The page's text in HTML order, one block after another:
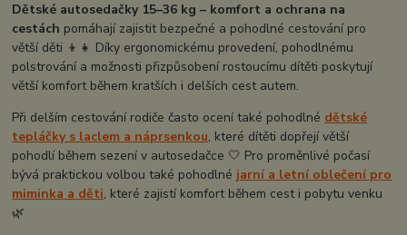
Dětské autosedačky 15–36 kg – komfort a ochrana na
cestách pomáhají zajistit bezpečné a pohodlné cestování pro
větší děti 👦👧 Díky ergonomickému provedení, pohodlnému
polstrování a možnosti přizpůsobení rostoucímu dítěti poskytují
větší komfort během kratších i delších cest autem.
Při delším cestování rodiče často ocení také pohodlné dětské
tepláčky s laclem a náprsenkou, které dítěti dopřejí větší
pohodlí během sezení v autosedačce 🤍 Pro proměnlivé počasí
bývá praktickou volbou také pohodlné jarní a letní oblečení pro
miminka a děti, které zajistí komfort během cest i pobytu venku
🌿